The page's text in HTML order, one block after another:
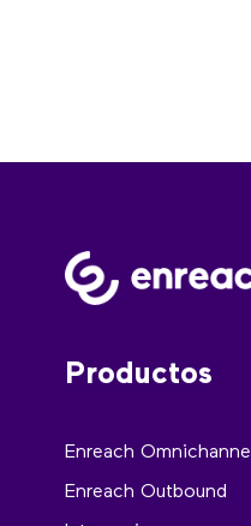
Productos
Enreach Omnichannel
Enreach Outbound